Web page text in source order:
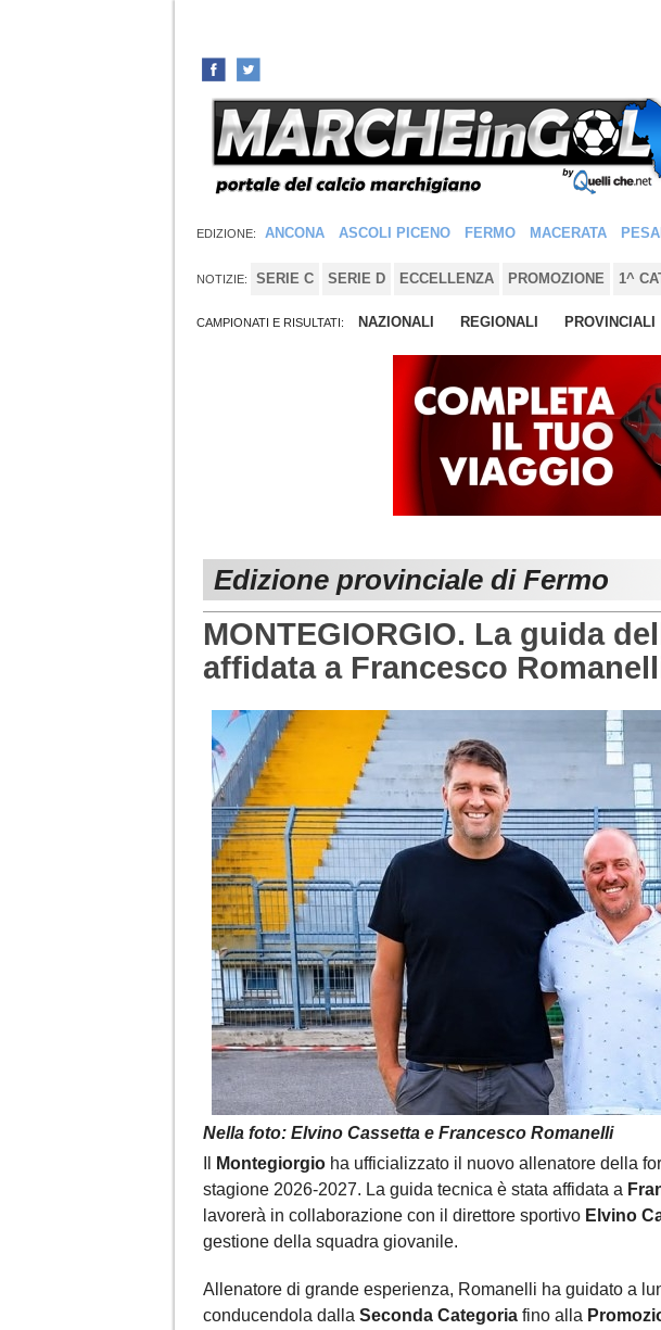
EDIZIONE: ANCONA ASCOLI PICENO FERMO MACERATA
NOTIZIE: SERIE C SERIE D ECCELLENZA PROMOZIONE 1^
CAMPIONATI E RISULTATI: NAZIONALI REGIONALI PROVINCIALI
Edizione provinciale di Fermo
MONTEGIORGIO. La guida
affidata a Francesco
Nella foto: Elvino Cassetta e Francesco Romanelli
Montegiorgio ha ufficializzato il nuovo allenatore della
stagione 2026-2027. La guida tecnica è stata affidata a
lavorerà in collaborazione con il direttore sportivo Elvino
gestione della squadra giovanile.
Allenatore di grande esperienza, Romanelli ha guidato a
conducendola dalla Seconda Categoria fino alla